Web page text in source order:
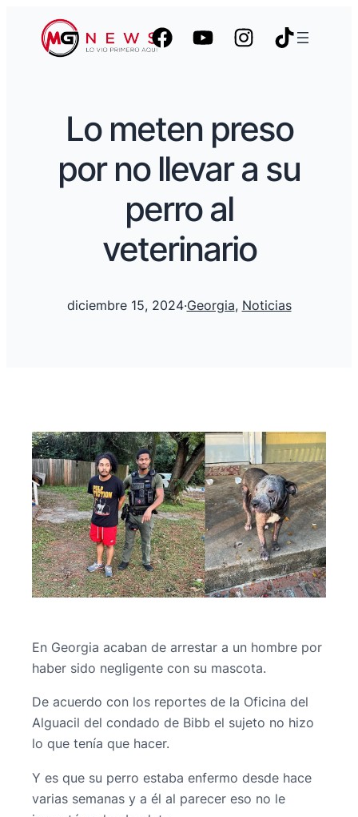
Lo meten preso
por no llevar a su
perro al
veterinario
diciembre 15, 2024·Georgia, Noticias
En Georgia acaban de arrestar a un hombre por
haber sido negligente con su mascota.
De acuerdo con los reportes de la Oficina del
Alguacil del condado de Bibb el sujeto no hizo
lo que tenía que hacer.
Y es que su perro estaba enfermo desde hace
varias semanas y a él al parecer eso no le